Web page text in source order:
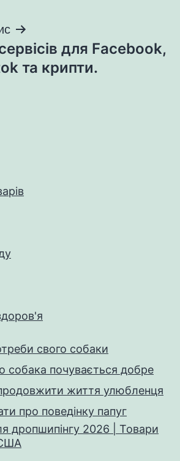
для Facebook,
та крипти.
свого собаки
собака почувається добре
життя улюбленця
про поведінку папуг
дропшипінгу 2026 | Товари